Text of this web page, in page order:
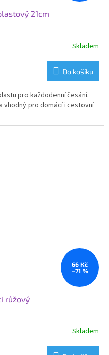
21cm
Skladem
Do košíku
pro každodenní česání.
vhodný pro domácí i cestovní
66 Kč
–71 %
růžový
Skladem